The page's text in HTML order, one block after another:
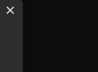
×